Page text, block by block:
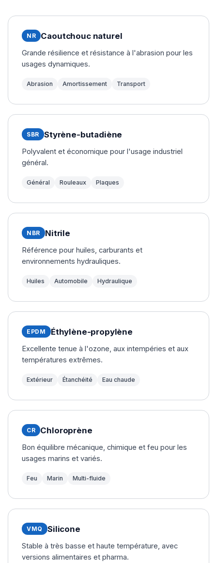
NR Caoutchouc naturel
Grande résilience et résistance à l'abrasion pour les
usages dynamiques.
Abrasion Amortissement Transport
SBR Styrène-butadiène
Polyvalent et économique pour l'usage industriel
général.
Général Rouleaux Plaques
NBR Nitrile
Référence pour huiles, carburants et
environnements hydrauliques.
Huiles Automobile Hydraulique
EPDM Éthylène-propylène
Excellente tenue à l'ozone, aux intempéries et aux
températures extrêmes.
Extérieur Étanchéité Eau chaude
CR Chloroprène
Bon équilibre mécanique, chimique et feu pour les
usages marins et variés.
Feu Marin Multi-fluide
VMQ Silicone
Stable à très basse et haute température, avec
versions alimentaires et pharma.